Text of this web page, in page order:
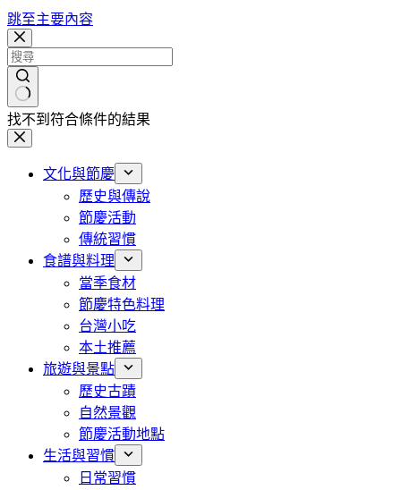
跳至主要內容
找不到符合條件的結果
文化與節慶
歷史與傳說
節慶活動
傳統習慣
食譜與料理
當季食材
節慶特色料理
台灣小吃
本土推薦
旅遊與景點
歷史古蹟
自然景觀
節慶活動地點
生活與習慣
日常習慣